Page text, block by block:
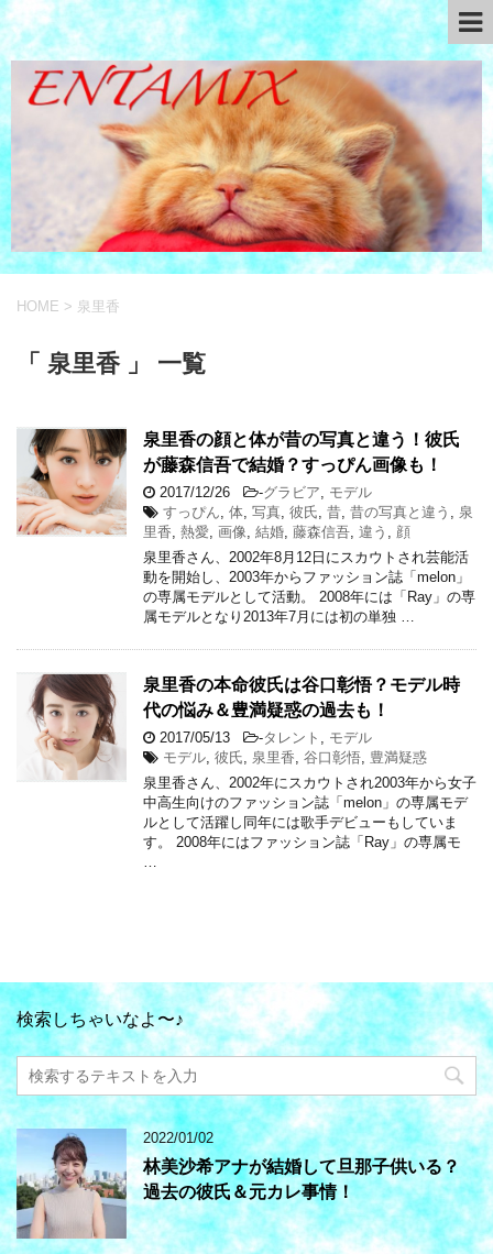
HOME > 泉里香
「 泉里香 」 一覧
泉里香の顔と体が昔の写真と違う！彼氏
が藤森信吾で結婚？すっぴん画像も！
2017/12/26 -グラビア
モデル
すっぴん 体 写真 彼氏 昔 昔の写真と違う
泉
里香 熱愛 画像 結婚 藤森信吾 違う
顔
泉里香さん、2002年8月12日にスカウトされ芸能活
動を開始し、2003年からファッション誌「melon」
の専属モデルとして活動。 2008年には「Ray」の専
属モデルとなり2013年7月には初の単独 …
泉里香の本命彼氏は谷口彰悟？モデル時
代の悩み＆豊満疑惑の過去も！
2017/05/13 -タレント
モデル
モデル 彼氏 泉里香 谷口彰悟 豊満疑惑
泉里香さん、2002年にスカウトされ2003年から女子
中高生向けのファッション誌「melon」の専属モデ
ルとして活躍し同年には歌手デビューもしていま
す。 2008年にはファッション誌「Ray」の専属モ
検索しちゃいなよ〜♪
2022/01/02
林美沙希アナが結婚して旦那子供いる？
過去の彼氏＆元カレ事情！